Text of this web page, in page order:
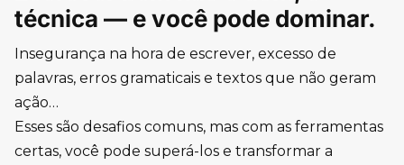
técnica — e você pode dominar.
Insegurança na hora de escrever, excesso de
palavras, erros gramaticais e textos que não geram
ação…
Esses são desafios comuns, mas com as ferramentas
certas, você pode superá-los e transformar a